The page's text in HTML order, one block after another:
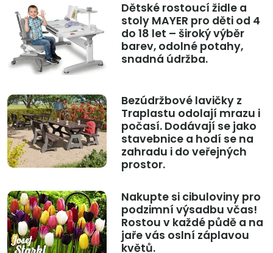
Dětské rostoucí židle a
stoly MAYER pro děti od 4
do 18 let – široký výběr
barev, odolné potahy,
snadná údržba.
Bezúdržbové lavičky z
Traplastu odolají mrazu i
počasí. Dodávají se jako
stavebnice a hodí se na
zahradu i do veřejných
prostor.
Nakupte si cibuloviny pro
podzimní výsadbu včas!
Rostou v každé půdě a na
jaře vás oslní záplavou
květů.